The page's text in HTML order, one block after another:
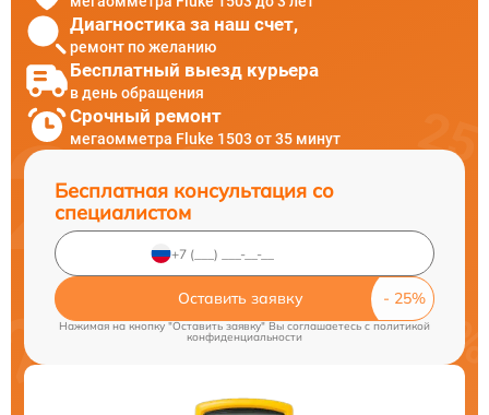
Диагностика за наш счет,
ремонт по желанию
Бесплатный выезд курьера
в день обращения
Срочный ремонт
мегаомметра Fluke 1503 от 35 минут
Бесплатная консультация со
специалистом
Оставить заявку
Нажимая на кнопку "Оставить заявку" Вы соглашаетесь cполитикой
конфиденциальности